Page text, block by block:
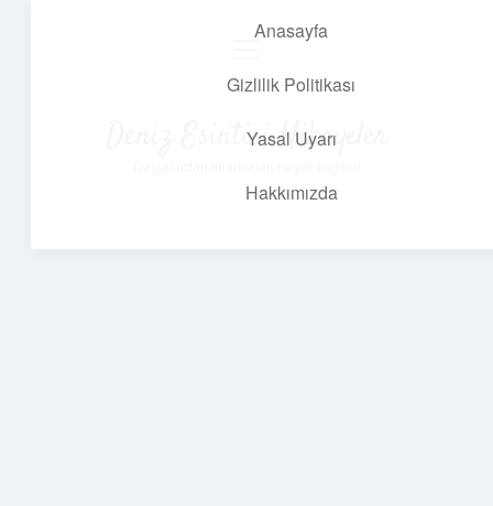
Anasayfa
Gizlilik Politikası
Yasal Uyarı
Hakkımızda
Deniz Esintisi Hikayeler